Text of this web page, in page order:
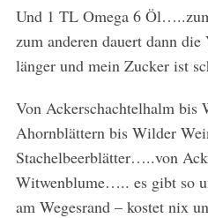
Und 1 TL Omega 6
zum anderen dauert dann
länger und mein Zucker ist
Von Ackerschachtelhalm
Ahornblättern bis Wilder
Stachelbeerblätter…..von
Witwenblume….. es gibt so
am Wegesrand – kostet nix